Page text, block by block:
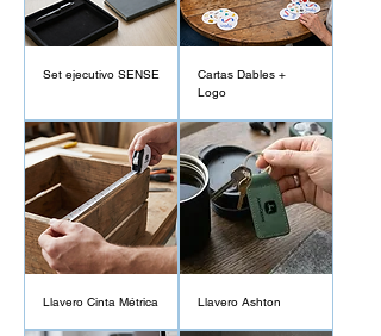
Set ejecutivo SENSE
Cartas Dables +
Logo
Llavero Cinta Métrica Llavero Ashton